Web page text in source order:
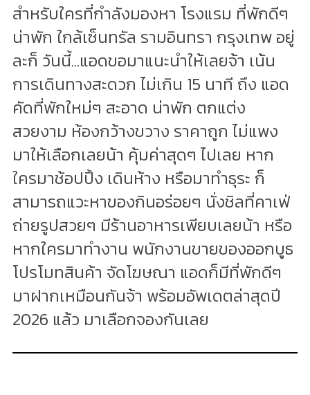
สำหรับใครที่กำลังมองหา โรงแรม ที่พักดีๆ
น่าพัก ใกล้เซ็นทรัล รามอินทรา กรุงเทพ อยู่
ละก็ วันนี้...แอดขอมาแนะนำให้เลยจ้า เน้น
การเดินทางสะดวก ไม่เกิน 15 นาที ถึง แอด
คัดที่พักใหม่ๆ สะอาด น่าพัก ตกแต่ง
สวยงาม ห้องกว้างขวาง ราคาถูก ไม่แพง
มาให้เลือกเลยน้า คุ้มค่าสุดๆ ไปเลย หาก
ใครมาช้อปปิ้ง เดินห้าง หรือมาทำธุระ ก็
สามารถแวะหาของกินอร่อยๆ นั่งชิลที่คาเฟ่
ถ่ายรูปสวยๆ มีร้านอาหารเพียบเลยน้า หรือ
หากใครมาทำงาน พนักงานขายของออกบูธ
โปรโมทสินค้า จัดโฆษณา แอดก็มีที่พักดีๆ
มาฝากเหมือนกันจ้า พร้อมอัพเดตล่าสุดปี
2026 แล้ว มาเลือกจองกันเลย